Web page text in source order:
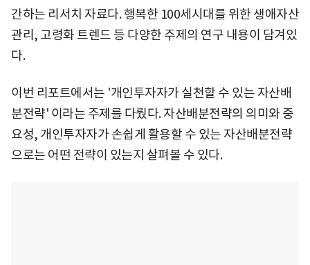
간하는 리서치 자료다. 행복한 100세시대를 위한 생애자산
관리, 고령화 트렌드 등 다양한 주제의 연구 내용이 담겨있
다.
이번 리포트에서는 '개인투자자가 실천할 수 있는 자산배
분전략' 이라는 주제를 다뤘다. 자산배분전략의 의미와 중
요성, 개인투자자가 손쉽게 활용할 수 있는 자산배분전략
으로는 어떤 전략이 있는지 살펴볼 수 있다.